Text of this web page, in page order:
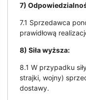
7)
7.1 Sprzedawca
prawidłową
8) Siła wyższa:
8.1 W przypadku
strajki, wojny)
dostawy.